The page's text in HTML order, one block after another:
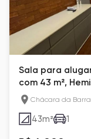
Sala para
com 43 m²,
Chácara da Barra
43m² 1